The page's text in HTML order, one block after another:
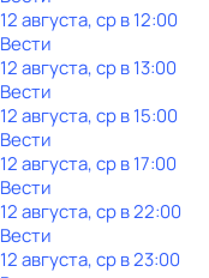
12 августа, ср в 12:00
Вести
12 августа, ср в 13:00
Вести
12 августа, ср в 15:00
Вести
12 августа, ср в 17:00
Вести
12 августа, ср в 22:00
Вести
12 августа, ср в 23:00